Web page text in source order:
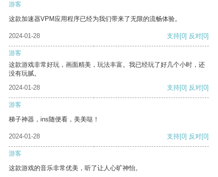
游客
这款加速器VPM应用程序已经为我们带来了无限的流畅体验。
2024-01-28 支持[0] 反对[0]
游客
这款游戏非常好玩，画面精美，玩法丰富。我已经玩了好几个小时，还
没有玩腻。
2024-01-28
支持[0] 反对[0]
游客
梯子神器，ins随便看，美美哒！
2024-01-28 支持[0] 反对[0]
游客
这款游戏的音乐非常优美，听了让人心旷神怡。